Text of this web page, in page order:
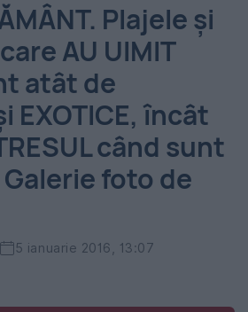
Plajele şi
AU UIMIT
atât de
EXOTICE, încât
când sunt
foto de
5 ianuarie 2016, 13:07